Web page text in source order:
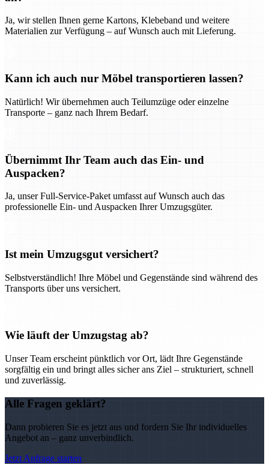
Ja, wir stellen Ihnen gerne Kartons, Klebeband und weitere
Materialien zur Verfügung – auf Wunsch auch mit Lieferung.
Kann ich auch nur Möbel transportieren lassen?
Natürlich! Wir übernehmen auch Teilumzüge oder einzelne
Transporte – ganz nach Ihrem Bedarf.
Übernimmt Ihr Team auch das Ein- und
Auspacken?
Ja, unser Full-Service-Paket umfasst auf Wunsch auch das
professionelle Ein- und Auspacken Ihrer Umzugsgüter.
Ist mein Umzugsgut versichert?
Selbstverständlich! Ihre Möbel und Gegenstände sind während des
Transports über uns versichert.
Wie läuft der Umzugstag ab?
Unser Team erscheint pünktlich vor Ort, lädt Ihre Gegenstände
sorgfältig ein und bringt alles sicher ans Ziel – strukturiert, schnell
und zuverlässig.
Alle Fragen geklärt?
Dann probieren Sie es jetzt aus und fordern Sie Ihr individuelles
Angebot an – ganz unverbindlich.
Jetzt Anfrage starten